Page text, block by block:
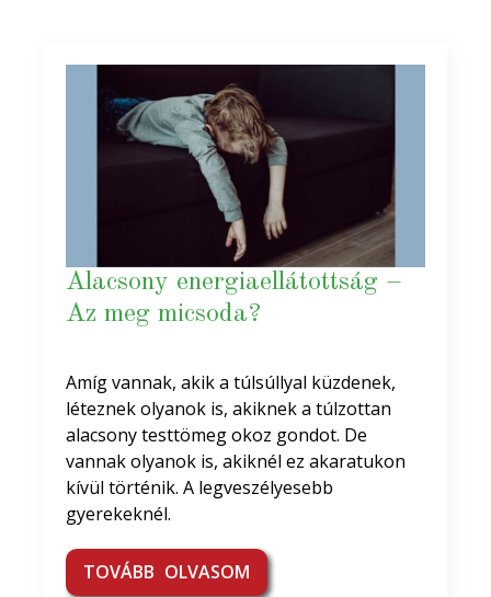
Alacsony energiaellátottság –
Az meg micsoda?
Amíg vannak, akik a túlsúllyal küzdenek,
léteznek olyanok is, akiknek a túlzottan
alacsony testtömeg okoz gondot. De
vannak olyanok is, akiknél ez akaratukon
kívül történik. A legveszélyesebb
gyerekeknél.
TOVÁBB OLVASOM